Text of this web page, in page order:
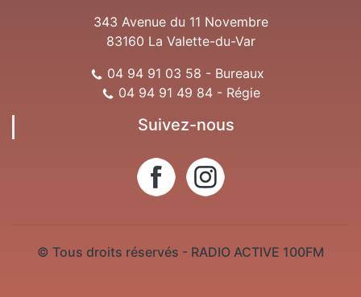
343 Avenue du 11 Novembre
83160 La Valette-du-Var
04 94 91 03 58 - Bureaux
04 94 91 49 84 - Régie
Suivez-nous
© Tous droits réservés - RADIO ACTIVE 100FM